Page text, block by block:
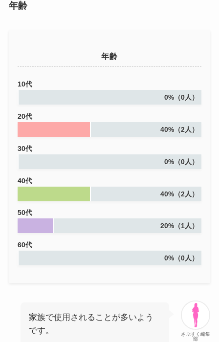
年齢
年齢
10代
0%（0人）
20代
40%（2人）
30代
0%（0人）
40代
40%（2人）
50代
20%（1人）
60代
0%（0人）
さぶすく編集
部
家族で使用されることが多いよう
です。